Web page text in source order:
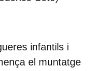
infantils i
el muntatge